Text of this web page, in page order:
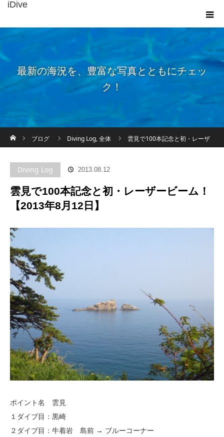
iDive
最新の海況を、豊富な写真とともにチェッ
ク！
ブログ
Diving Log,全体 雲見で100本記念と初・レーザ
Diving Log 2013.08.12
雲見で100本記念と初・レーザービーム！
【2013年8月12日】
ポイント名 雲見
１ダイブ目：黒崎
２ダイブ目：牛着岩 島前 → ブルーコーナー